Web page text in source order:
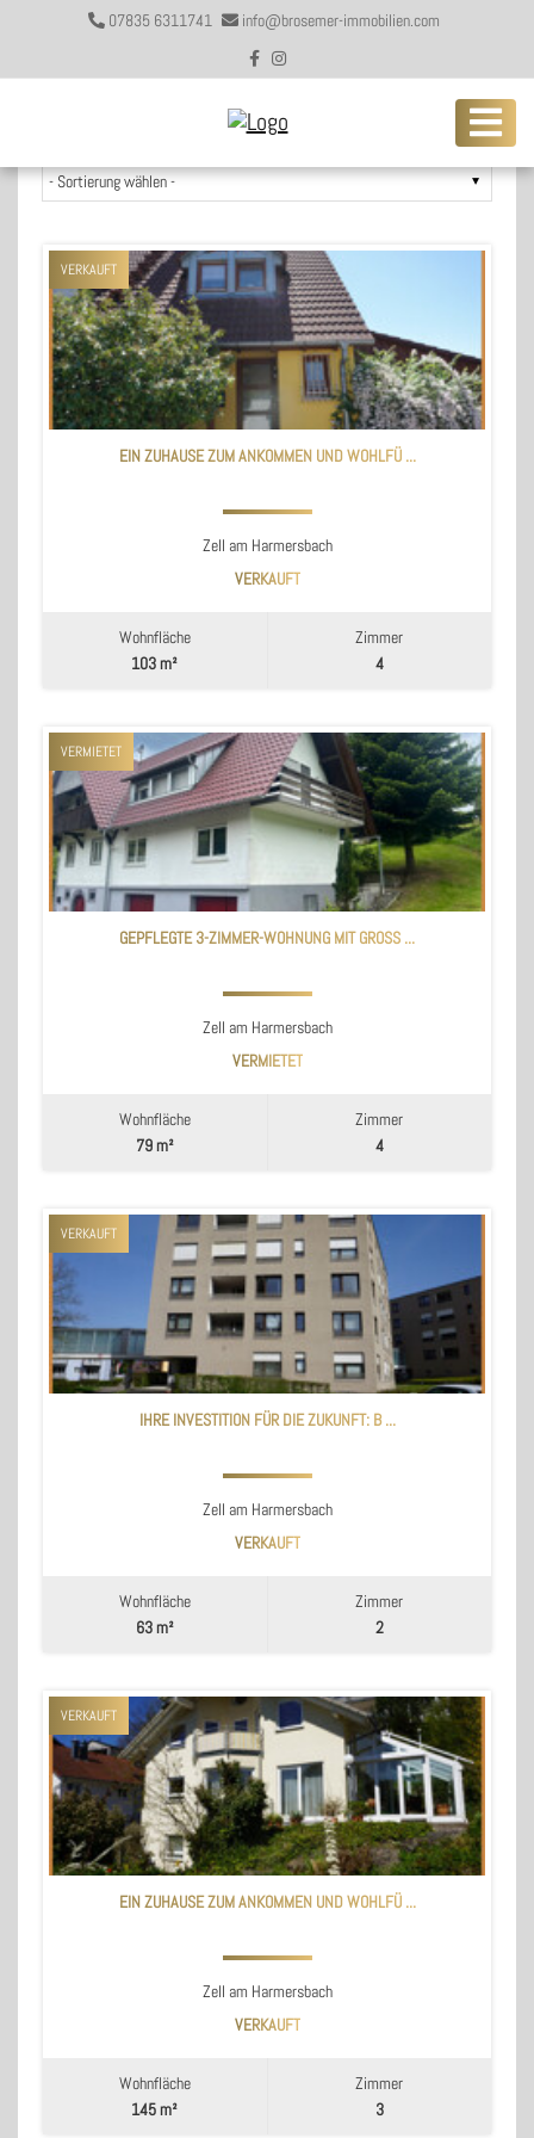
07835 6311741 info@brosemer-immobilien.com
VERKAUFT
EIN ZUHAUSE ZUM ANKOMMEN UND WOHLFÜ ...
Zell am Harmersbach
VERKAUFT
Wohnfläche
103 m²
Zimmer
4
VERMIETET
GEPFLEGTE 3-ZIMMER-WOHNUNG MIT GROSS ...
Zell am Harmersbach
VERMIETET
Wohnfläche
79 m²
Zimmer
4
VERKAUFT
IHRE INVESTITION FÜR DIE ZUKUNFT: B ...
Zell am Harmersbach
VERKAUFT
Wohnfläche
63 m²
Zimmer
2
VERKAUFT
EIN ZUHAUSE ZUM ANKOMMEN UND WOHLFÜ ...
Zell am Harmersbach
VERKAUFT
Wohnfläche
145 m²
Zimmer
3